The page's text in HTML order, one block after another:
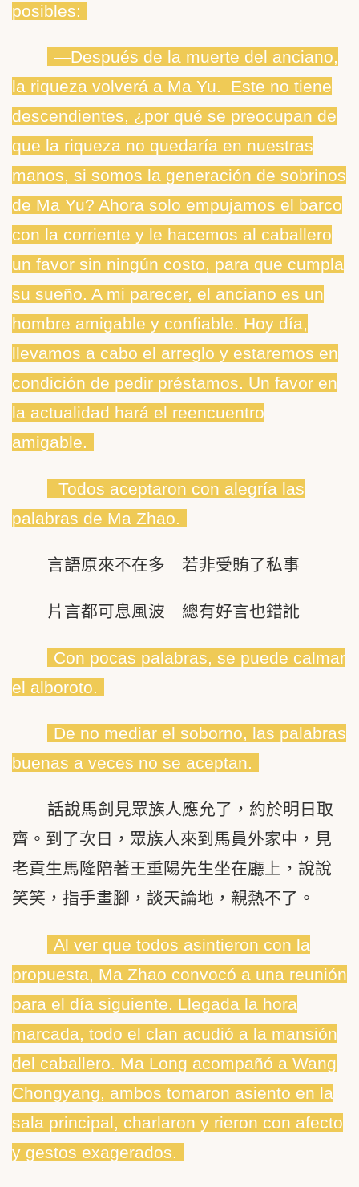
posibles:
―Después de la muerte del anciano,
la riqueza volverá a Ma Yu. Este no tiene
descendientes, ¿por qué se preocupan de
que la riqueza no quedaría en nuestras
manos, si somos la generación de sobrinos
de Ma Yu? Ahora solo empujamos el barco
con la corriente y le hacemos al caballero
un favor sin ningún costo, para que cumpla
su sueño. A mi parecer, el anciano es un
hombre amigable y confiable. Hoy día,
llevamos a cabo el arreglo y estaremos en
condición de pedir préstamos. Un favor en
la actualidad hará el reencuentro
amigable.
Todos aceptaron con alegría las
palabras de Ma Zhao.
言語原來不在多 若非受賄了私事
片言都可息風波 總有好言也錯訛
Con pocas palabras, se puede calmar
el alboroto.
De no mediar el soborno, las palabras
buenas a veces no se aceptan.
話說馬釗見眾族人應允了，約於明日取
齊。到了次日，眾族人來到馬員外家中，見
老貢生馬隆陪著王重陽先生坐在廳上，說說
笑笑，指手畫腳，談天論地，親熱不了。
Al ver que todos asintieron con la
propuesta, Ma Zhao convocó a una reunión
para el día siguiente. Llegada la hora
marcada, todo el clan acudió a la mansión
del caballero. Ma Long acompañó a Wang
Chongyang, ambos tomaron asiento en la
sala principal, charlaron y rieron con afecto
y gestos exagerados.